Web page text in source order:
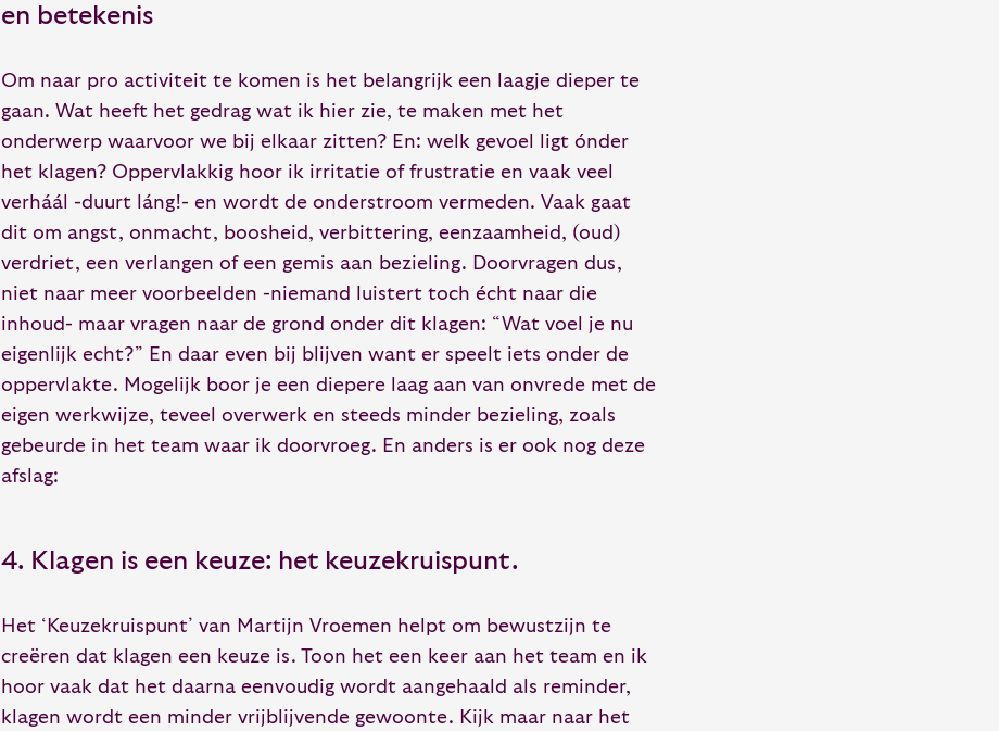
en betekenis
Om naar pro activiteit te komen is het belangrijk een laagje dieper te
gaan. Wat heeft het gedrag wat ik hier zie, te maken met het
onderwerp waarvoor we bij elkaar zitten? En: welk gevoel ligt ónder
het klagen? Oppervlakkig hoor ik irritatie of frustratie en vaak veel
verháál -duurt láng!- en wordt de onderstroom vermeden. Vaak gaat
dit om angst, onmacht, boosheid, verbittering, eenzaamheid, (oud)
verdriet, een verlangen of een gemis aan bezieling. Doorvragen dus,
niet naar meer voorbeelden -niemand luistert toch écht naar die
inhoud- maar vragen naar de grond onder dit klagen: “Wat voel je nu
eigenlijk echt?” En daar even bij blijven want er speelt iets onder de
oppervlakte. Mogelijk boor je een diepere laag aan van onvrede met de
eigen werkwijze, teveel overwerk en steeds minder bezieling, zoals
gebeurde in het team waar ik doorvroeg. En anders is er ook nog deze
afslag:
4. Klagen is een keuze: het keuzekruispunt.
Het ‘Keuzekruispunt’ van Martijn Vroemen helpt om bewustzijn te
creëren dat klagen een keuze is. Toon het een keer aan het team en ik
hoor vaak dat het daarna eenvoudig wordt aangehaald als reminder,
klagen wordt een minder vrijblijvende gewoonte. Kijk maar naar het